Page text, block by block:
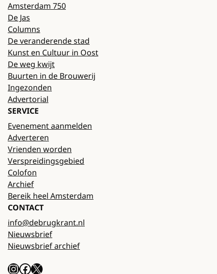
Amsterdam 750
De Jas
Columns
De veranderende stad
Kunst en Cultuur in Oost
De weg kwijt
Buurten in de Brouwerij
Ingezonden
Advertorial
SERVICE
Evenement aanmelden
Adverteren
Vrienden worden
Verspreidingsgebied
Colofon
Archief
Bereik heel Amsterdam
CONTACT
info@debrugkrant.nl
Nieuwsbrief
Nieuwsbrief archief
InstagramFacebook X